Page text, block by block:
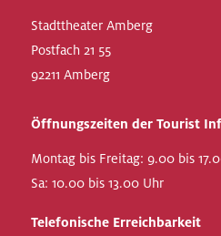
Stadttheater Amberg
Postfach 21 55
92211 Amberg
Öffnungszeiten der Tourist
Montag bis Freitag: 9.00 bis
Sa: 10.00 bis 13.00 Uhr
Telefonische Erreichbarkeit